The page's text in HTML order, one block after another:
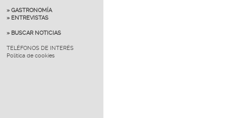
» GASTRONOMÍA
» ENTREVISTAS
» BUSCAR NOTICIAS
TELÉFONOS DE INTERÉS
Política de cookies